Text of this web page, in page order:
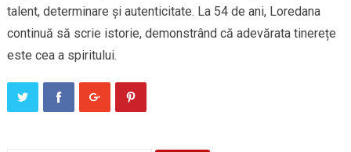
talent, determinare și autenticitate. La 54 de ani, Loredana
continuă să scrie istorie, demonstrând că adevărata tinerețe
este cea a spiritului.